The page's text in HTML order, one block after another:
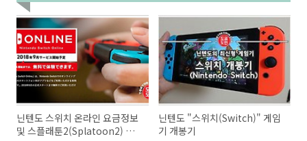
닌텐도 스위치 온라인 요금정보
및 스플래툰2(Splatoon2) 멀
닌텐도 "스위치(Switch)" 게임
기 개봉기